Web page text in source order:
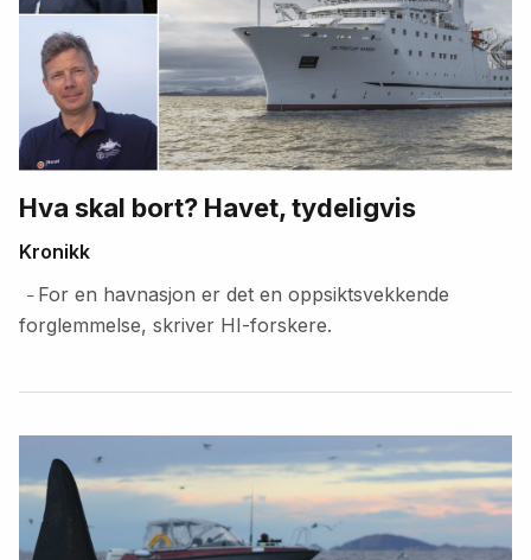
Hva skal bort? Havet, tydeligvis
Kronikk
– For en havnasjon er det en oppsiktsvekkende
forglemmelse, skriver HI-forskere.
artikler